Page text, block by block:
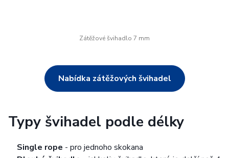
Zátěžové švihadlo 7 mm
Nabídka zátěžových švihadel
Typy švihadel podle délky
Single rope - pro jednoho skokana